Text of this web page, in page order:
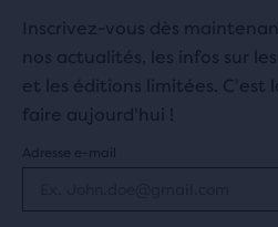
Inscrivez-vous dès
nos actualités, les infos sur
et les éditions limitées. C'est
faire aujourd'hui !
Adresse e-mail